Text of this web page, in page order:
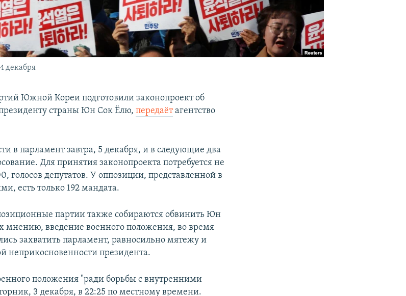
декабря
Южной Кореи подготовили законопроект об
страны Юн Сок Ёлю,передаётагентство
в парламент завтра, 5 декабря, и в следующие два
Для принятия законопроекта потребуется не
голосов депутатов. У оппозиции, представленной в
есть только 192 мандата.
партии также собираются обвинить Юн
мнению, введение военного положения, во время
захватить парламент, равносильно мятежу и
неприкосновенности президента.
положения "ради борьбы с внутренними
3 декабря, в 22:25 по местному времени.